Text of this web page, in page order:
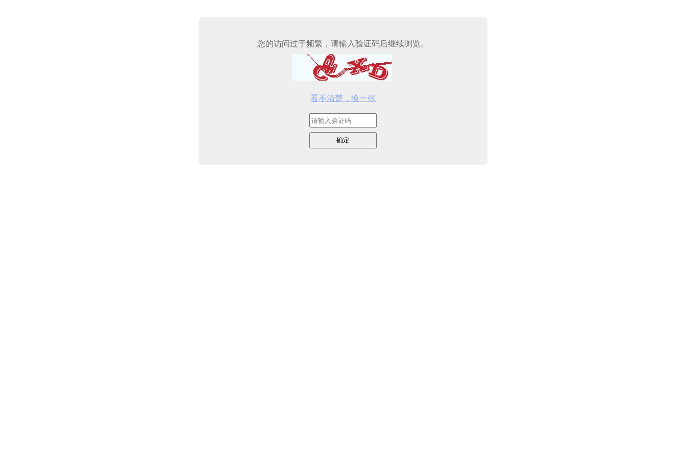
您的访问过于频繁，请输入验证码后继续浏览。
看不清楚，换一张